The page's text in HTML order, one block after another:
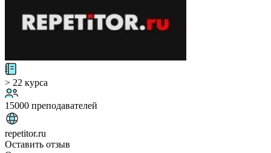
> 22 курса
15000 преподавателей
repetitor.ru
Оставить отзыв